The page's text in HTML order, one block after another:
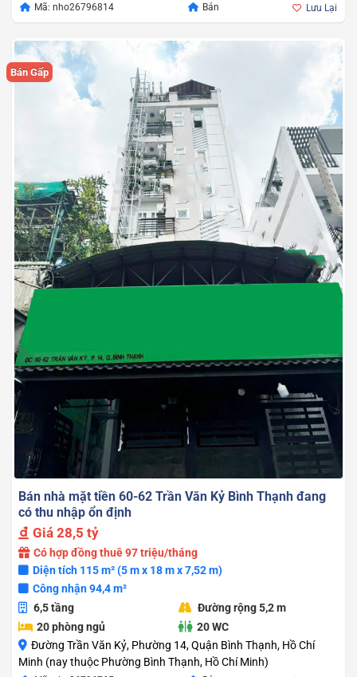
Mã: nho26796814 Bán Lưu Lại
Bán Gấp
Bán nhà mặt tiền 60-62 Trần Văn Kỷ Bình Thạnh đang
có thu nhập ổn định
Giá 28,5 tỷ
Có hợp đồng thuê 97 triệu/tháng
Diện tích 115 m² (5 m x 18 m x 7,52 m)
Công nhận 94,4 m²
6,5 tầng
Đường rộng 5,2 m
20 phòng ngủ
20 WC
Đường Trần Văn Kỷ, Phường 14, Quận Bình Thạnh, Hồ Chí
Minh (nay thuộc Phường Bình Thạnh, Hồ Chí Minh)